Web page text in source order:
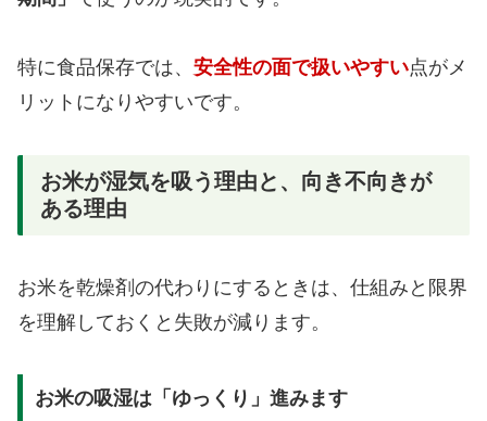
特に食品保存では、 安全性の面で扱いやすい点がメ
リットになりやすいです。
お米が湿気を吸う理由と、向き不向きが
ある理由
お米を乾燥剤の代わりにするときは、仕組みと限界
を理解しておくと失敗が減ります。
お米の吸湿は「ゆっくり」進みます